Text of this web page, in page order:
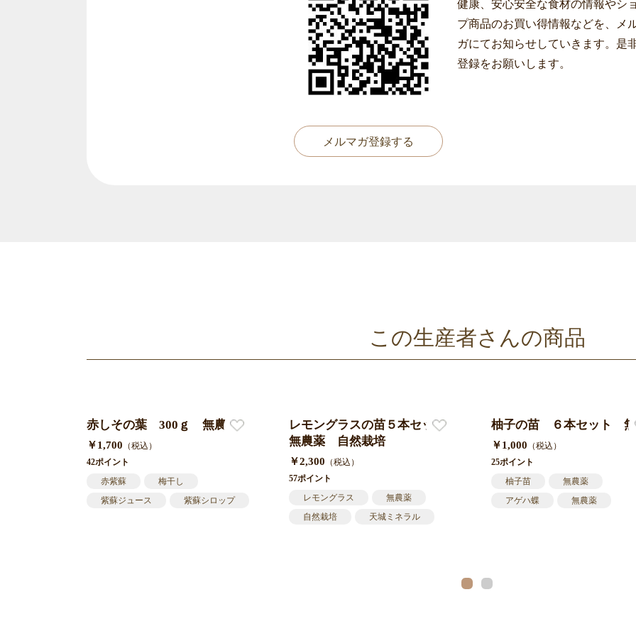
メルマガ登録する
健康、安心安全な食材の情報やシ
プ商品のお買い得情報などを、メ
ガにてお知らせしていきます。是
登録をお願いします。
この生産者さんの商品
赤しその葉 300ｇ 無農薬
￥1,700 （税込）
42ポイント
赤紫蘇
梅干し
紫蘇ジュース
紫蘇シロップ
レモングラスの苗５本セット
無農薬 自然栽培
￥2,300 （税込）
57ポイント
レモングラス
無農薬
自然栽培
天城ミネラル
柚子の苗 ６本セット 無
￥1,000 （税込）
25ポイント
柚子苗
無農薬
アゲハ蝶
無農薬